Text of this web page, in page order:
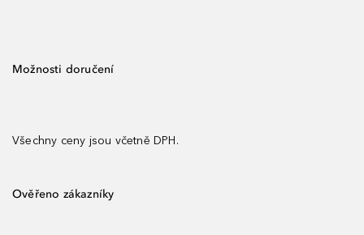
Možnosti doručení
Všechny ceny jsou včetně DPH.
Ověřeno zákazníky